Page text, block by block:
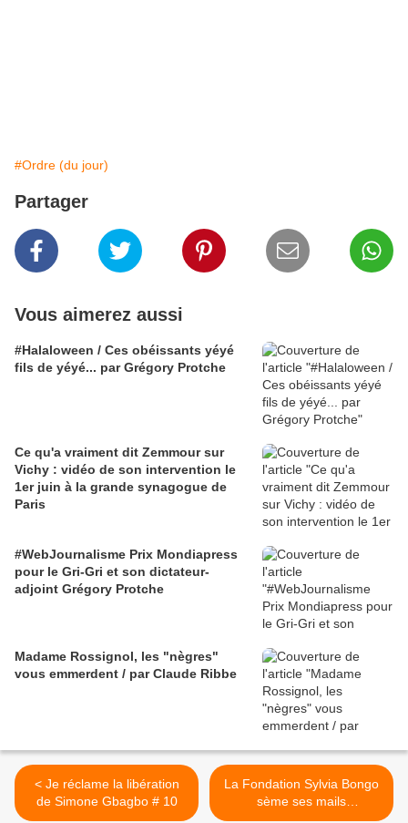
#Ordre (du jour)
Partager
Vous aimerez aussi
#Halaloween / Ces obéissants yéyé
fils de yéyé... par Grégory Protche
Ce qu'a vraiment dit Zemmour sur
Vichy : vidéo de son intervention le
1er juin à la grande synagogue de
Paris
#WebJournalisme Prix Mondiapress
pour le Gri-Gri et son dictateur-
adjoint Grégory Protche
Madame Rossignol, les "nègres"
vous emmerdent / par Claude Ribbe
< Je réclame la libération
de Simone Gbagbo # 10
La Fondation Sylvia Bongo
sème ses mails
embarrassants pour Ali le